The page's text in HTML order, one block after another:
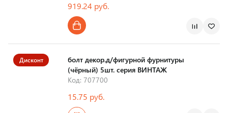
919.24 руб.
болт декор.д/фигурной фурнитуры
(чёрный) 5шт. серия ВИНТАЖ
Код: 707700
15.75 руб.
Дисконт